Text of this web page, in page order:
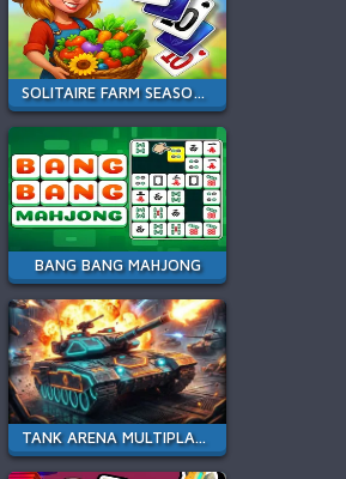
SOLITAIRE FARM SEASONS 4
BANG BANG MAHJONG
TANK ARENA MULTIPLAYER